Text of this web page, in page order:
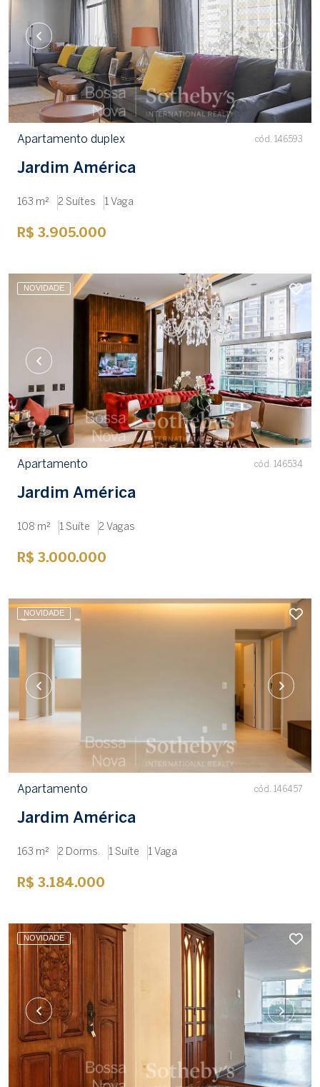
Apartamento duplex cód. 146593
Jardim América
163 m² 2 Suítes 1 Vaga
R$ 3.905.000
NOVIDADE
Apartamento cód. 146534
Jardim América
108 m² 1 Suíte 2 Vagas
R$ 3.000.000
NOVIDADE
Apartamento cód. 146457
Jardim América
163 m² 2 Dorms. 1 Suíte 1 Vaga
R$ 3.184.000
NOVIDADE